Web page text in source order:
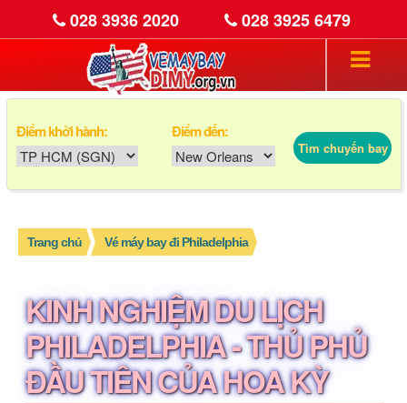
028 3936 2020 028 3925 6479
Điểm khởi hành: Điểm đến:
Tìm chuyến bay
Trang chủ Vé máy bay đi Philadelphia
KINH NGHIỆM DU LỊCH
PHILADELPHIA - THỦ PHỦ
ĐẦU TIÊN CỦA HOA KỲ